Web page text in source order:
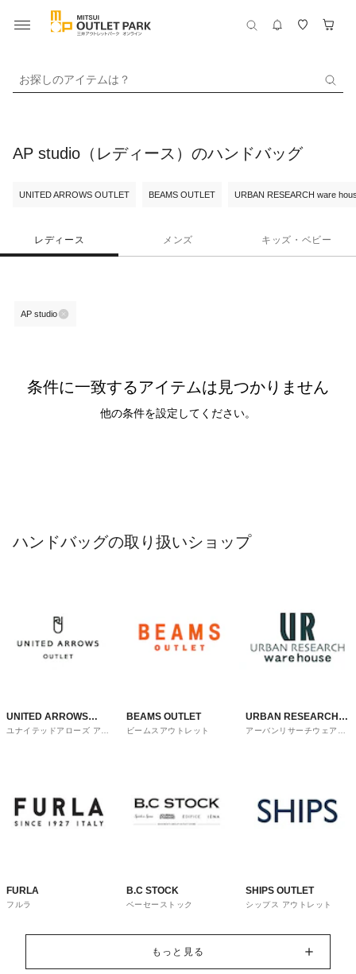
お探しのアイテムは？
AP studio（レディース）のハンドバッグ
UNITED ARROWS OUTLET BEAMS OUTLET URBAN RESEARCH ware
レディース メンズ キッズ・ベビー
AP studio
条件に一致するアイテムは見つかりません
他の条件を設定してください。
ハンドバッグの取り扱いショップ
UNITED ARROWS
OUTLET
ユナイテッドアローズ アウ
BEAMS OUTLET
ビームスアウトレット
URBAN RESEARCH
ware house
アーバンリサーチウェアハ
FURLA
フルラ
B.C STOCK
ベーセーストック
SHIPS OUTLET
シップス アウトレット
もっと見る